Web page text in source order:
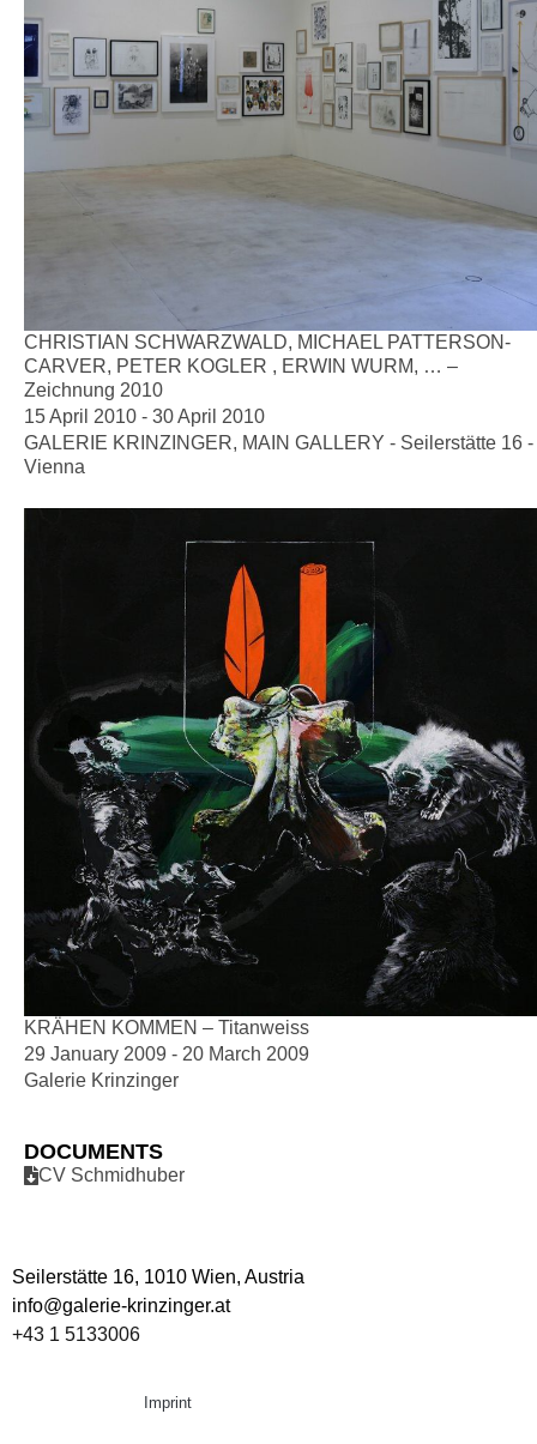
CHRISTIAN SCHWARZWALD, MICHAEL PATTERSON-
CARVER, PETER KOGLER , ERWIN WURM, … –
Zeichnung 2010
15 April 2010 - 30 April 2010
GALERIE KRINZINGER, MAIN GALLERY - Seilerstätte 16 -
Vienna
KRÄHEN KOMMEN – Titanweiss
29 January 2009 - 20 March 2009
Galerie Krinzinger
DOCUMENTS
CV Schmidhuber
Seilerstätte 16, 1010 Wien, Austria
info@galerie-krinzinger.at
+43 1 5133006
Imprint